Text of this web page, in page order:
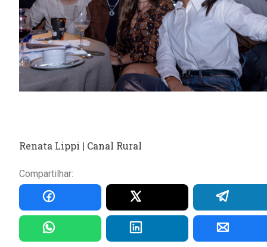
Renata Lippi | Canal Rural
Compartilhar: